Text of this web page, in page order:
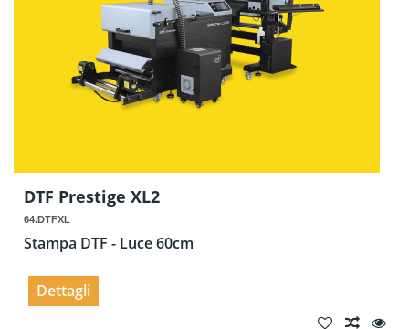
DTF Prestige XL2
64.DTFXL
Stampa DTF - Luce 60cm
Dettagli